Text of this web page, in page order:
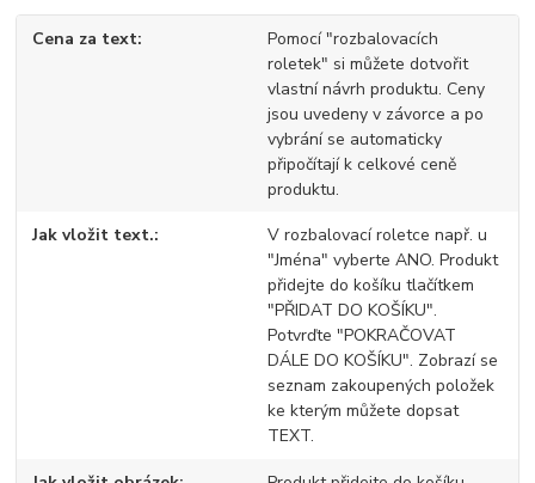
Cena za text
Pomocí "rozbalovacích
roletek" si můžete dotvořit
vlastní návrh produktu. Ceny
jsou uvedeny v závorce a po
vybrání se automaticky
připočítají k celkové ceně
produktu.
Jak vložit text.
V rozbalovací roletce např. u
"Jména" vyberte ANO. Produkt
přidejte do košíku tlačítkem
"PŘIDAT DO KOŠÍKU".
Potvrďte "POKRAČOVAT
DÁLE DO KOŠÍKU". Zobrazí se
seznam zakoupených položek
ke kterým můžete dopsat
TEXT.